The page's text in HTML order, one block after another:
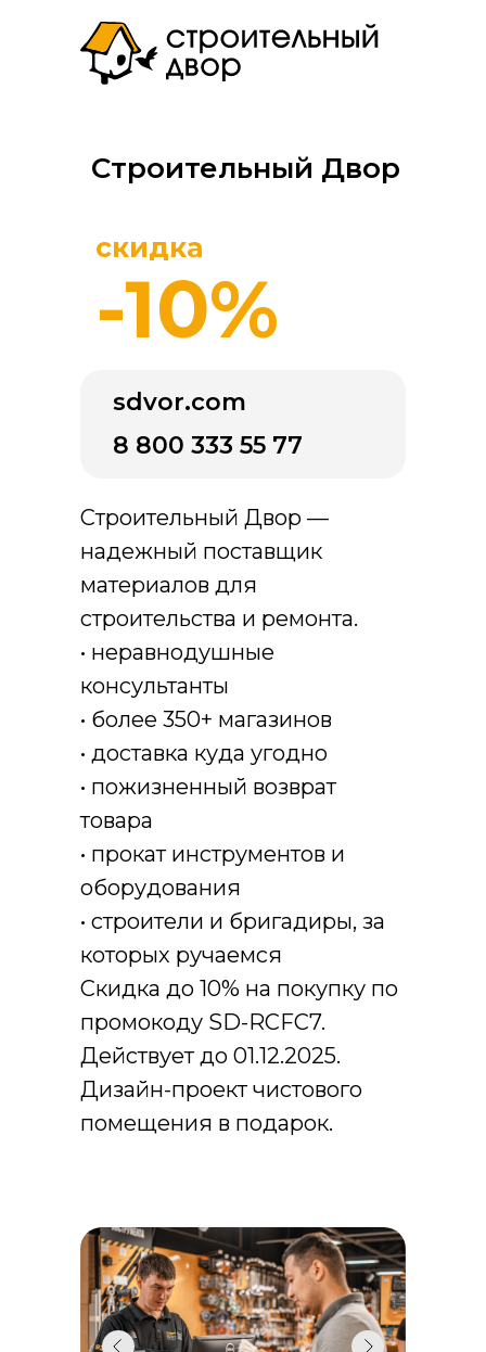
Строительный Двор —
надежный поставщик
материалов для
строительства и ремонта.
•⁠ ⁠неравнодушные
консультанты
•⁠ ⁠более 350+ магазинов
•⁠ ⁠доставка куда угодно
•⁠ ⁠пожизненный возврат
товара
•⁠ ⁠прокат инструментов и
оборудования
•⁠ ⁠строители и бригадиры, за
которых ручаемся
Скидка до 10% на покупку по
промокоду SD-RCFC7.
Действует до 01.12.2025.
Дизайн-проект чистового
помещения в подарок.
8 800 333 55 77
-10%
sdvor.com
скидка
Строительный Двор